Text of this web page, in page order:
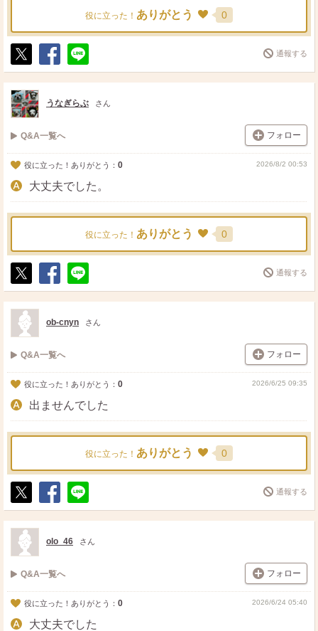
役に立った！ ありがとう 0
ポ
ス
ト
シ
ェ
送
る
通報する
うなぎらぶ さん
Q&A一覧へ フォロー
役に立った！ありがとう： 0 2026/8/2 00:53
大丈夫でした。
役に立った！ ありがとう 0
ポ
ス
ト
シ
ェ
送
る
通報する
ob-cnyn さん
Q&A一覧へ フォロー
役に立った！ありがとう： 0 2026/6/25 09:35
出ませんでした
役に立った！ ありがとう 0
ポ
ス
ト
シ
ェ
送
る
通報する
olo_46 さん
Q&A一覧へ フォロー
役に立った！ありがとう： 0 2026/6/24 05:40
大丈夫でした